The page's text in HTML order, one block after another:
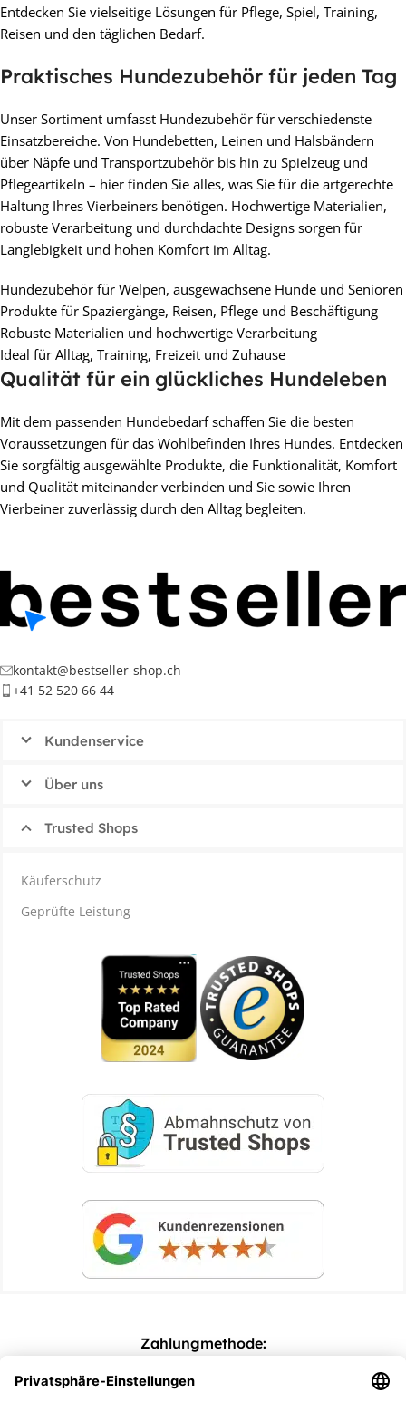
Entdecken Sie vielseitige Lösungen für Pflege, Spiel, Training,
Reisen und den täglichen Bedarf.
Praktisches Hundezubehör für jeden Tag
Unser Sortiment umfasst Hundezubehör für verschiedenste
Einsatzbereiche. Von Hundebetten, Leinen und Halsbändern
über Näpfe und Transportzubehör bis hin zu Spielzeug und
Pflegeartikeln – hier finden Sie alles, was Sie für die artgerechte
Haltung Ihres Vierbeiners benötigen. Hochwertige Materialien,
robuste Verarbeitung und durchdachte Designs sorgen für
Langlebigkeit und hohen Komfort im Alltag.
Hundezubehör für Welpen, ausgewachsene Hunde und Senioren
Produkte für Spaziergänge, Reisen, Pflege und Beschäftigung
Robuste Materialien und hochwertige Verarbeitung
Ideal für Alltag, Training, Freizeit und Zuhause
Qualität für ein glückliches Hundeleben
Mit dem passenden Hundebedarf schaffen Sie die besten
Voraussetzungen für das Wohlbefinden Ihres Hundes. Entdecken
Sie sorgfältig ausgewählte Produkte, die Funktionalität, Komfort
und Qualität miteinander verbinden und Sie sowie Ihren
Vierbeiner zuverlässig durch den Alltag begleiten.
kontakt@bestseller-shop.ch
+41 52 520 66 44
Kundenservice
Über uns
Trusted Shops
Käuferschutz
Geprüfte Leistung
Zahlungmethode: